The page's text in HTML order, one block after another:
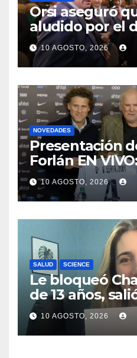
Orsi aseguró
aludido por el
Lacalle Pou
“con autoridad”
10 AGOSTO, 2026
NOVEDADES
Presentación
Forlán EN
conferencia del
entrenador de
uruguaya
10 AGOSTO, 2026
SALUD SCIENCE
Le bloqueó
de 13 años,
alternativa y
creando una IA
10 AGOSTO, 2026